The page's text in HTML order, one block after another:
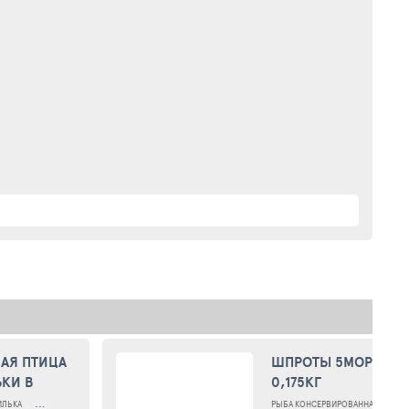
ПТИЦА
В
ШПРОТЫ
ШПРОТЫ 5МОРЕЙ В
0,175КГ
РЫБА КОНСЕРВИРОВАННАЯ